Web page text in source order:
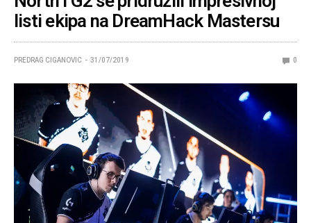
listi ekipa na DreamHack Mastersu
PREDRAG CIGANOVIC 31/07/2019 0